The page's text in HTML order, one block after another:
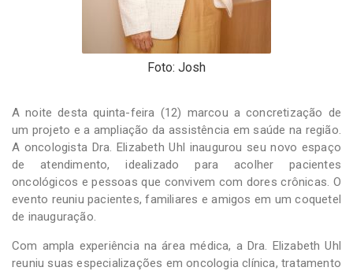
Foto: Josh
A noite desta quinta-feira (12) marcou a concretização de
um projeto e a ampliação da assistência em saúde na região.
A oncologista Dra. Elizabeth Uhl inaugurou seu novo espaço
de atendimento, idealizado para acolher pacientes
oncológicos e pessoas que convivem com dores crônicas. O
evento reuniu pacientes, familiares e amigos em um coquetel
de inauguração.
Com ampla experiência na área médica, a Dra. Elizabeth Uhl
reuniu suas especializações em oncologia clínica, tratamento